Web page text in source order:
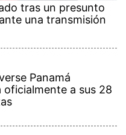
tras un presunto
una transmisión
Panamá
oficialmente a sus 28